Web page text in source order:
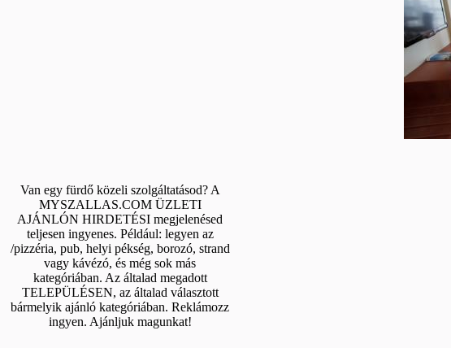
Van egy fürdő közeli szolgáltatásod? A
MYSZALLAS.COM ÜZLETI
AJÁNLÓN HIRDETÉSI megjelenésed
teljesen ingyenes. Például: legyen az
/pizzéria, pub, helyi pékség, borozó, strand
vagy kávézó, és még sok más
kategóriában. Az általad megadott
TELEPÜLÉSEN, az általad választott
bármelyik ajánló kategóriában. Reklámozz
ingyen. Ajánljuk magunkat!